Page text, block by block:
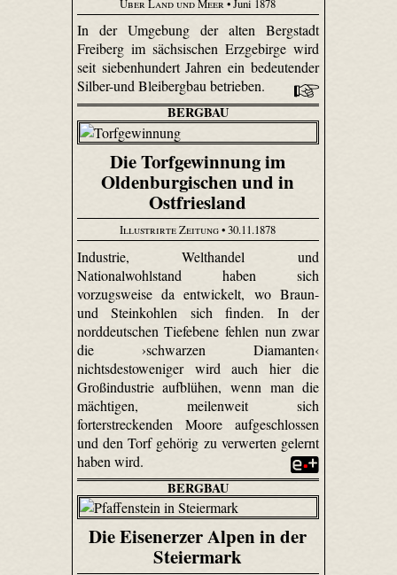
Über Land und Meer• Juni 1878
In der Umgebung der alten Bergstadt
Freiberg im sächsischen Erzgebirge wird
seit siebenhundert Jahren ein bedeutender
Silber-und Bleibergbau betrieben.
BERGBAU
Die Torfgewinnung im
Oldenburgischen und in
Ostfriesland
Illustrirte Zeitung• 30.11.1878
Industrie, Welthandel und
Nationalwohlstand haben sich
vorzugsweise da entwickelt, wo Braun-
und Steinkohlen sich finden. In der
norddeutschen Tiefebene fehlen nun zwar
die ›schwarzen Diamanten‹
nichtsdestoweniger wird auch hier die
Großindustrie aufblühen, wenn man die
mächtigen, meilenweit sich
forterstreckenden Moore aufgeschlossen
und den Torf gehörig zu verwerten gelernt
haben wird.
BERGBAU
Die Eisenerzer Alpen in der
Steiermark